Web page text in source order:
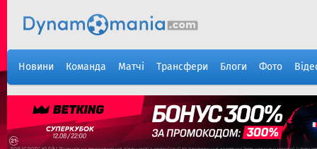
Новини Команда Матчі Трансфери Блоги Фото